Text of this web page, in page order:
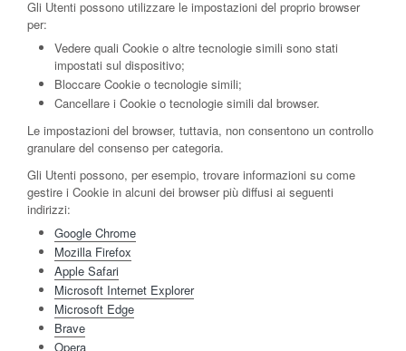
Gli Utenti possono utilizzare le impostazioni del proprio browser
per:
Vedere quali Cookie o altre tecnologie simili sono stati
impostati sul dispositivo;
Bloccare Cookie o tecnologie simili;
Cancellare i Cookie o tecnologie simili dal browser.
Le impostazioni del browser, tuttavia, non consentono un controllo
granulare del consenso per categoria.
Gli Utenti possono, per esempio, trovare informazioni su come
gestire i Cookie in alcuni dei browser più diffusi ai seguenti
indirizzi:
Google Chrome
Mozilla Firefox
Apple Safari
Microsoft Internet Explorer
Microsoft Edge
Brave
Opera